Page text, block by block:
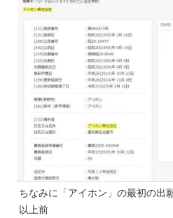
ちなみに「アイホン」の最初の出
以上前